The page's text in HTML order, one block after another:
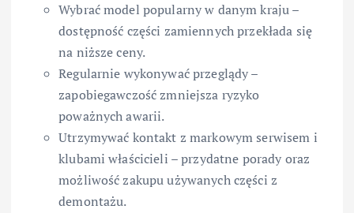
Wybrać model popularny w danym kraju –
dostępność części zamiennych przekłada się
na niższe ceny.
Regularnie wykonywać przeglądy –
zapobiegawczość zmniejsza ryzyko
poważnych awarii.
Utrzymywać kontakt z markowym serwisem i
klubami właścicieli – przydatne porady oraz
możliwość zakupu używanych części z
demontażu.